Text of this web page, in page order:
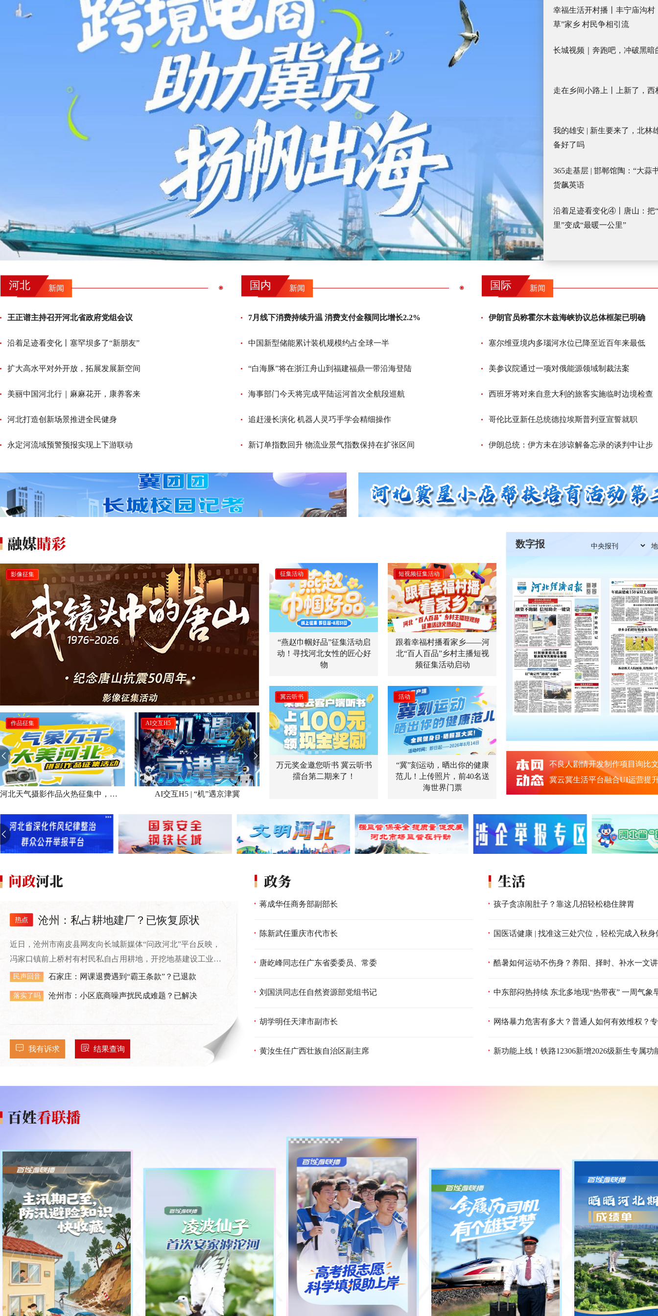
幸福生活开村播丨丰宁庙沟村
草”家乡 村民争相引流
长城视频｜奔跑吧，冲破黑暗
走在乡间小路上丨上新了，西
我的雄安 | 新生要来了，北林
备好了吗
365走基层 | 邯郸馆陶：“大蒜
货飙英语
沿着足迹看变化④丨唐山：把
里”变成“最暖一公里”
河北 新闻
王正谱主持召开河北省政府党组会议
沿着足迹看变化丨塞罕坝多了“新朋友”
扩大高水平对外开放，拓展发展新空间
美丽中国河北行｜麻麻花开，康养客来
河北打造创新场景推进全民健身
永定河流域预警预报实现上下游联动
国内 新闻
7月线下消费持续升温 消费支付金额同比增长2.2%
中国新型储能累计装机规模约占全球一半
“白海豚”将在浙江舟山到福建福鼎一带沿海登陆
海事部门今天将完成平陆运河首次全航段巡航
追赶漫长演化 机器人灵巧手学会精细操作
新订单指数回升 物流业景气指数保持在扩张区间
国际 新闻
伊朗官员称霍尔木兹海峡协议总体框架已明确
塞尔维亚境内多瑙河水位已降至近百年来最低
美参议院通过一项对俄能源领域制裁法案
西班牙将对来自意大利的旅客实施临时边境检查
哥伦比亚新任总统德拉埃斯普列亚宣誓就职
伊朗总统：伊方未在涉谅解备忘录的谈判中让步
影像征集
AI交互H5 | “机”遇京津冀
AI交互H5 作品征集 AI交互H5
征集活动
“燕赵巾帼好品”征集活动启
动！寻找河北女性的匠心好
物
短视频征集活动
跟着幸福村播看家乡——河
北“百人百品”乡村主播短视
频征集活动启动
冀云听书
万元奖金邀您听书 冀云听书
擂台第二期来了！
活动
“冀”刻运动，晒出你的健康
范儿！上传照片，前40名送
海世界门票
数字报
不良人剧情开发制作项目询比
沧州：私占耕地建厂？已恢复原状
近日，沧州市南皮县网友向长城新媒体“问政河北”平台反映，
冯家口镇前上桥村有村民私自占用耕地，开挖地基建设工业厂
房。
民声回音 石家庄：网课退费遇到“霸王条款”？已退款
落实了吗 沧州市：小区底商噪声扰民成难题？已解决
我有诉求 结果查询
蒋成华任商务部副部长
陈新武任重庆市代市长
唐屹峰同志任广东省委委员、常委
刘国洪同志任自然资源部党组书记
胡学明任天津市副市长
黄汝生任广西壮族自治区副主席
孩子贪凉闹肚子？靠这几招轻松稳住脾胃
国医话健康 | 找准这三处穴位，轻松完成入秋身
酷暑如何运动不伤身？养阳、择时、补水一文
中东部闷热持续 东北多地现“热带夜” 一周气象
网络暴力危害有多大？普通人如何有效维权？
新功能上线！铁路12306新增2026级新生专属功